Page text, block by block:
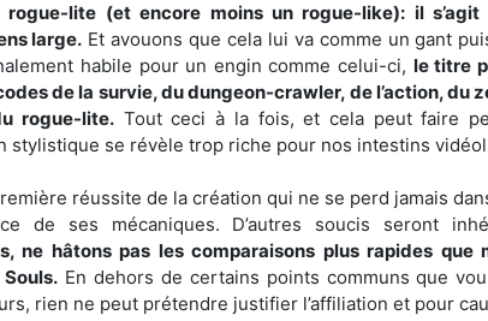
rogue-lite (et encore moins un rogue-like): il
large. Et avouons que cela lui va comme un gant
habile pour un engin comme celui-ci, le titre
de la survie, du dungeon-crawler, de l’action, du
rogue-lite.Tout ceci à la fois, et cela peut faire
stylistique se révèle trop riche pour nos intestins
réussite de la création qui ne se perd jamais
de ses mécaniques. D’autres soucis seront
ne hâtons pas les comparaisons plus rapides que
En dehors de certains points communs que
rien ne peut prétendre justifier l’affiliation et pour